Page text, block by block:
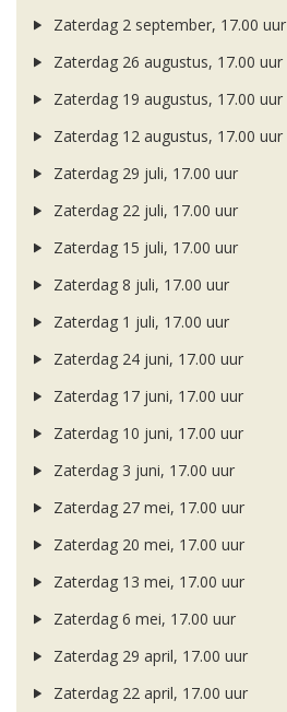
Zaterdag 2 september, 17.00 uur
Zaterdag 26 augustus, 17.00 uur
Zaterdag 19 augustus, 17.00 uur
Zaterdag 12 augustus, 17.00 uur
Zaterdag 29 juli, 17.00 uur
Zaterdag 22 juli, 17.00 uur
Zaterdag 15 juli, 17.00 uur
Zaterdag 8 juli, 17.00 uur
Zaterdag 1 juli, 17.00 uur
Zaterdag 24 juni, 17.00 uur
Zaterdag 17 juni, 17.00 uur
Zaterdag 10 juni, 17.00 uur
Zaterdag 3 juni, 17.00 uur
Zaterdag 27 mei, 17.00 uur
Zaterdag 20 mei, 17.00 uur
Zaterdag 13 mei, 17.00 uur
Zaterdag 6 mei, 17.00 uur
Zaterdag 29 april, 17.00 uur
Zaterdag 22 april, 17.00 uur